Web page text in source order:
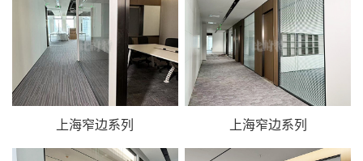
上海窄边系列 上海窄边系列